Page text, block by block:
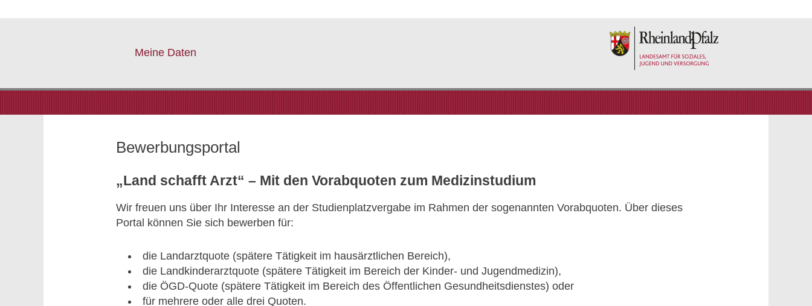
Meine Daten
Bewerbungsportal
„Land schafft Arzt“ – Mit den Vorabquoten zum Medizinstudium
Wir freuen uns über Ihr Interesse an der Studienplatzvergabe im Rahmen der sogenannten Vorabquoten. Über dieses
Portal können Sie sich bewerben für:
die Landarztquote (spätere Tätigkeit im hausärztlichen Bereich),
die Landkinderarztquote (spätere Tätigkeit im Bereich der Kinder- und Jugendmedizin),
die ÖGD-Quote (spätere Tätigkeit im Bereich des Öffentlichen Gesundheitsdienstes) oder
für mehrere oder alle drei Quoten.